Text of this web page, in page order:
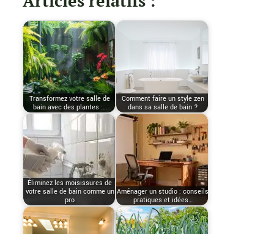
Transformez votre salle de
bain avec des plantes :…
Comment faire un style zen
dans sa salle de bain ?
Éliminez les moisissures de
votre salle de bain comme un
pro
Aménager un studio : conseils
pratiques et idées…